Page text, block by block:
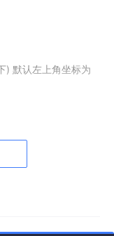
默认左上角坐标为